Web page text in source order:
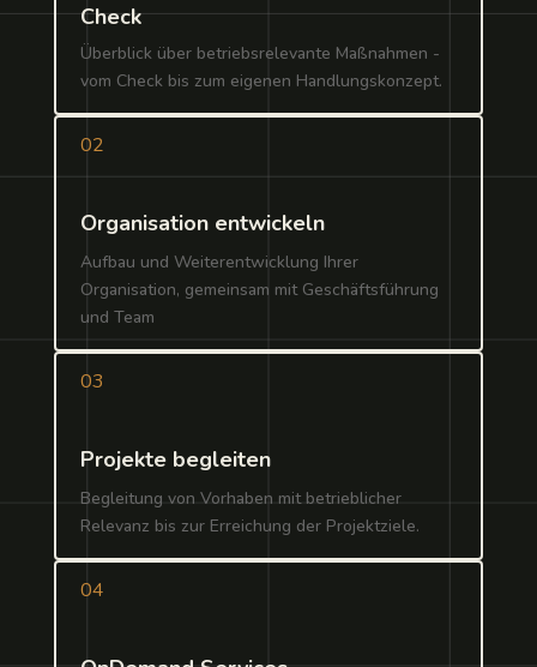
Check
Überblick über betriebsrelevante Maßnahmen -
vom Check bis zum eigenen Handlungskonzept.
02
Organisation entwickeln
Aufbau und Weiterentwicklung Ihrer
Organisation, gemeinsam mit Geschäftsführung
und Team
03
Projekte begleiten
Begleitung von Vorhaben mit betrieblicher
Relevanz bis zur Erreichung der Projektziele.
04